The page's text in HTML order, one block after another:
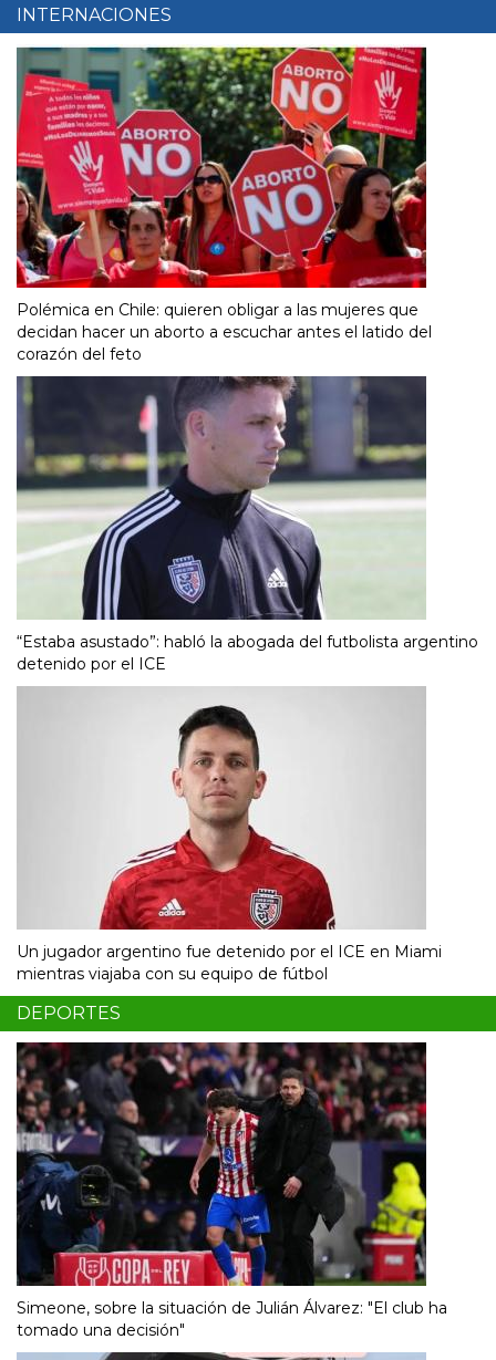
INTERNACIONES
Polémica en Chile: quieren obligar a las mujeres que
decidan hacer un aborto a escuchar antes el latido del
corazón del feto
“Estaba asustado”: habló la abogada del futbolista argentino
detenido por el ICE
Un jugador argentino fue detenido por el ICE en Miami
mientras viajaba con su equipo de fútbol
DEPORTES
Simeone, sobre la situación de Julián Álvarez: "El club ha
tomado una decisión"